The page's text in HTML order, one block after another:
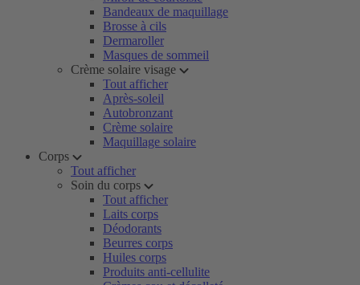
Bandeaux de maquillage
Brosse à cils
Dermaroller
Masques de sommeil
Crème solaire visage
Tout afficher
Après-soleil
Autobronzant
Crème solaire
Maquillage solaire
Corps
Tout afficher
Soin du corps
Tout afficher
Laits corps
Déodorants
Beurres corps
Huiles corps
Produits anti-cellulite